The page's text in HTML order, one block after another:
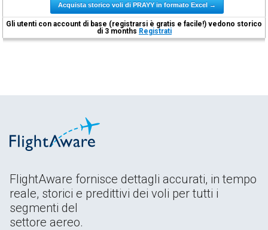
Acquista storico voli di PRAYY in formato Excel →
Gli utenti con account di base (registrarsi è gratis e facile!) vedono storico
di 3 months Registrati
FlightAware fornisce dettagli accurati, in tempo
reale, storici e predittivi dei voli per tutti i
segmenti del
settore aereo.